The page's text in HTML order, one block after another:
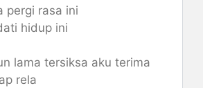
pergi rasa ini
hidup ini
lama tersiksa aku terima
rela